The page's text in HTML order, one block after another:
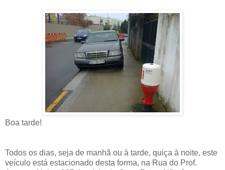
Boa tarde!
Todos os dias, seja de manhã ou à tarde, quiça à noite, este
veículo está estacionado desta forma, na Rua do Prof.